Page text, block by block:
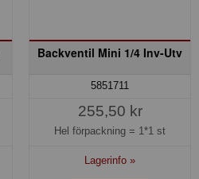
Backventil Mini 1/4 Inv-Utv
5851711
255,50 kr
Hel förpackning = 1*1 st
Lagerinfo »